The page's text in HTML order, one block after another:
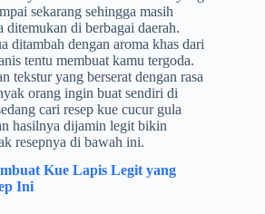
sekarang sehingga masih
ditemukan di berbagai daerah.
ditambah dengan aroma khas dari
tentu membuat kamu tergoda.
tekstur yang berserat dengan rasa
orang ingin buat sendiri di
cari resep kue cucur gula
hasilnya dijamin legit bikin
resepnya di bawah ini.
Kue Lapis Legit yang
Ini